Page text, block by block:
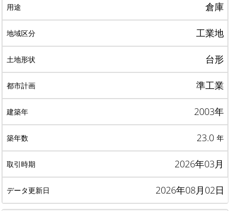
倉庫
工業地
台形
準工業
2003年
23.0 年
2026年03月
2026年08月02日